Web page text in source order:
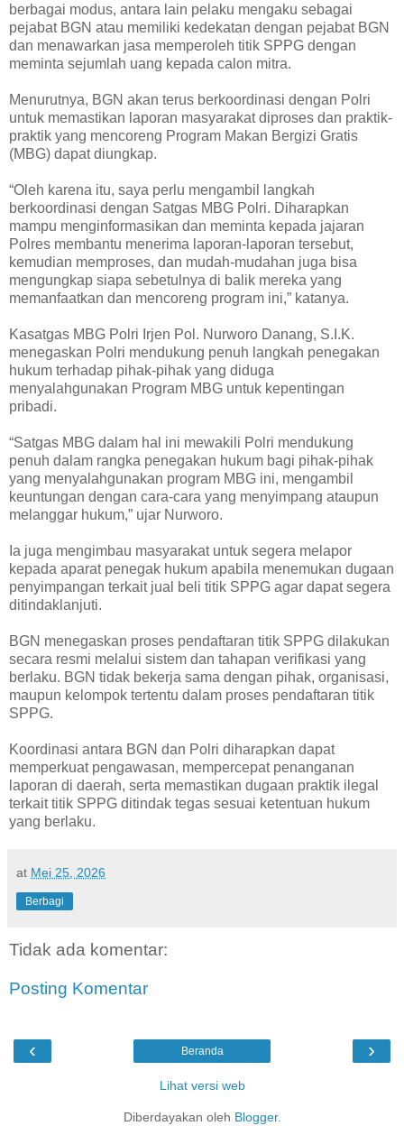
berbagai modus, antara lain pelaku mengaku sebagai
pejabat BGN atau memiliki kedekatan dengan pejabat BGN
dan menawarkan jasa memperoleh titik SPPG dengan
meminta sejumlah uang kepada calon mitra.
Menurutnya, BGN akan terus berkoordinasi dengan Polri
untuk memastikan laporan masyarakat diproses dan praktik-
praktik yang mencoreng Program Makan Bergizi Gratis
(MBG) dapat diungkap.
“Oleh karena itu, saya perlu mengambil langkah
berkoordinasi dengan Satgas MBG Polri. Diharapkan
mampu menginformasikan dan meminta kepada jajaran
Polres membantu menerima laporan-laporan tersebut,
kemudian memproses, dan mudah-mudahan juga bisa
mengungkap siapa sebetulnya di balik mereka yang
memanfaatkan dan mencoreng program ini,” katanya.
Kasatgas MBG Polri Irjen Pol. Nurworo Danang, S.I.K.
menegaskan Polri mendukung penuh langkah penegakan
hukum terhadap pihak-pihak yang diduga
menyalahgunakan Program MBG untuk kepentingan
pribadi.
“Satgas MBG dalam hal ini mewakili Polri mendukung
penuh dalam rangka penegakan hukum bagi pihak-pihak
yang menyalahgunakan program MBG ini, mengambil
keuntungan dengan cara-cara yang menyimpang ataupun
melanggar hukum,” ujar Nurworo.
Ia juga mengimbau masyarakat untuk segera melapor
kepada aparat penegak hukum apabila menemukan dugaan
penyimpangan terkait jual beli titik SPPG agar dapat segera
ditindaklanjuti.
BGN menegaskan proses pendaftaran titik SPPG dilakukan
secara resmi melalui sistem dan tahapan verifikasi yang
berlaku. BGN tidak bekerja sama dengan pihak, organisasi,
maupun kelompok tertentu dalam proses pendaftaran titik
SPPG.
Koordinasi antara BGN dan Polri diharapkan dapat
memperkuat pengawasan, mempercepat penanganan
laporan di daerah, serta memastikan dugaan praktik ilegal
terkait titik SPPG ditindak tegas sesuai ketentuan hukum
yang berlaku.
at Mei 25, 2026
Berbagi
Tidak ada komentar:
Posting Komentar
‹ ›
Beranda
Lihat versi web
Diberdayakan oleh Blogger.